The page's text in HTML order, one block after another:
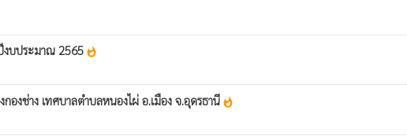
งบประมาณ 2565 whatshot
องช่าง เทศบาลตำบลหนองไผ่ อ.เมือง จ.อุดรธานี whatshot